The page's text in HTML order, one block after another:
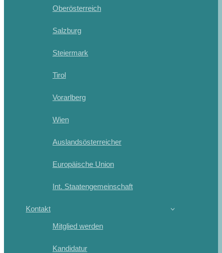
Oberösterreich
Salzburg
Steiermark
Tirol
Vorarlberg
Wien
Auslandsösterreicher
Europäische Union
Int. Staatengemeinschaft
Kontakt
Mitglied werden
Kandidatur